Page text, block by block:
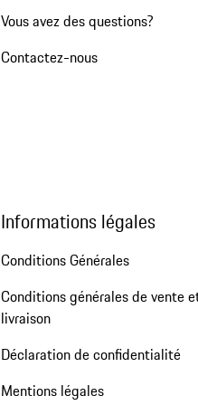
Vous avez des questions?
Contactez-nous
Informations légales
Conditions Générales
Conditions générales de vente
livraison
Déclaration de confidentialité
Mentions légales